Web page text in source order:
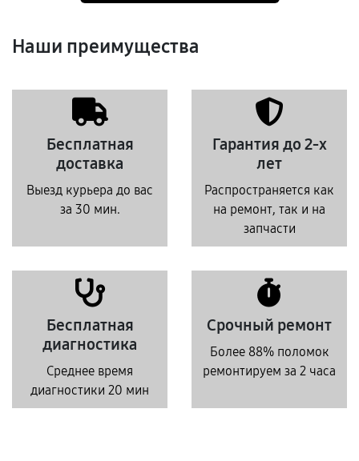
Наши преимущества
Бесплатная
доставка
Выезд курьера до вас
за 30 мин.
Гарантия до 2-х
лет
Распространяется как
на ремонт, так и на
запчасти
Бесплатная
диагностика
Среднее время
диагностики 20 мин
Срочный ремонт
Более 88% поломок
ремонтируем за 2 часа